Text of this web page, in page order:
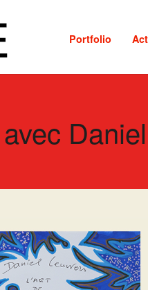
Portfolio